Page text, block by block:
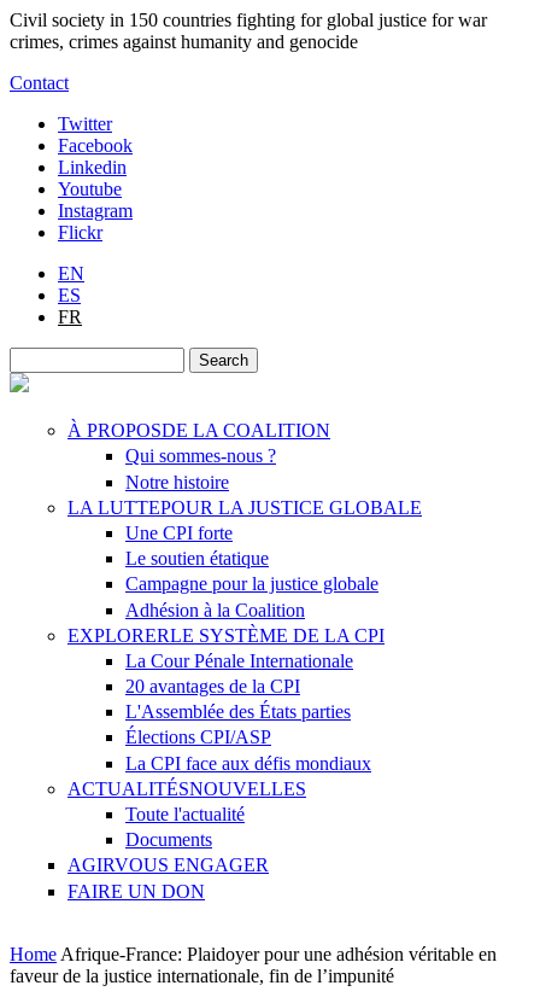
Skip to main content
Civil society in 150 countries fighting for global justice for war
crimes, crimes against humanity and genocide
Contact
Twitter
Facebook
Linkedin
Youtube
Instagram
Flickr
EN
ES
FR
Search form
À PROPOSDE LA COALITION
Qui sommes-nous ?
Notre histoire
LA LUTTEPOUR LA JUSTICE GLOBALE
Une CPI forte
Le soutien étatique
Campagne pour la justice globale
Adhésion à la Coalition
EXPLORERLE SYSTÈME DE LA CPI
La Cour Pénale Internationale
20 avantages de la CPI
L'Assemblée des États parties
Élections CPI/ASP
La CPI face aux défis mondiaux
ACTUALITÉSNOUVELLES
Toute l'actualité
Documents
AGIRVOUS ENGAGER
FAIRE UN DON
You are here
Home Afrique-France: Plaidoyer pour une adhésion véritable en
faveur de la justice internationale, fin de l’impunité